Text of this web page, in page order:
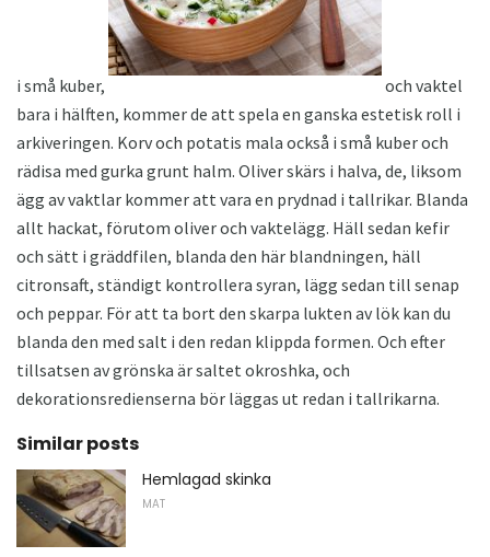
i små kuber,
och vaktel
bara i hälften, kommer de att spela en ganska estetisk roll i
arkiveringen. Korv och potatis mala också i små kuber och
rädisa med gurka grunt halm. Oliver skärs i halva, de, liksom
ägg av vaktlar kommer att vara en prydnad i tallrikar. Blanda
allt hackat, förutom oliver och vaktelägg. Häll sedan kefir
och sätt i gräddfilen, blanda den här blandningen, häll
citronsaft, ständigt kontrollera syran, lägg sedan till senap
och peppar. För att ta bort den skarpa lukten av lök kan du
blanda den med salt i den redan klippda formen. Och efter
tillsatsen av grönska är saltet okroshka, och
dekorationsredienserna bör läggas ut redan i tallrikarna.
Similar posts
Hemlagad skinka
MAT